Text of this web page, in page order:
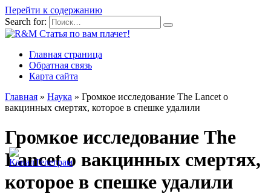
Перейти к содержанию
Search for:
Главная страница
Обратная связь
Карта сайта
Главная » Наука » Громкое исследование The Lancet о
вакцинных смертях, которое в спешке удалили
Громкое исследование The
Lancet о вакцинных смертях,
которое в спешке удалили